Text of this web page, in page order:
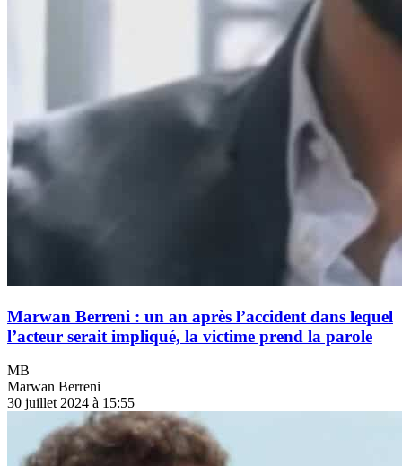
Marwan Berreni : un an après l’accident dans lequel
l’acteur serait impliqué, la victime prend la parole
MB
Marwan Berreni
30 juillet 2024 à 15:55